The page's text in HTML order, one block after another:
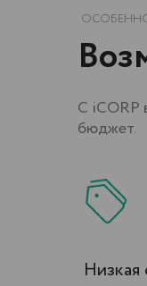
С iCORP
бюджет.
Низкая